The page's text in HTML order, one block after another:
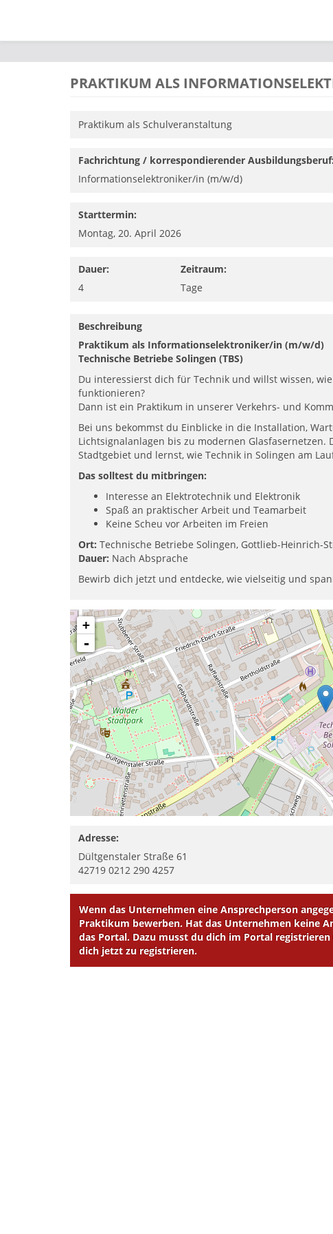
PRAKTIKUM ALS
Praktikum als Schulveranstaltung
Fachrichtung / korrespondierender Ausbildungsberuf:
Informationselektroniker/in (m/w/d)
Starttermin:
Montag, 20. April 2026
Dauer:
4
Zeitraum:
Tage
Beschreibung
Praktikum als Informationselektroniker/in (m/w/d)
Technische Betriebe Solingen (TBS)
Du interessierst dich für Technik und willst wissen,
funktionieren?
Dann ist ein Praktikum in unserer Verkehrs- und
Bei uns bekommst du Einblicke in die Installation,
Lichtsignalanlagen bis zu modernen
Stadtgebiet und lernst, wie Technik in Solingen am
Das solltest du mitbringen:
Interesse an Elektrotechnik und Elektronik
Spaß an praktischer Arbeit und Teamarbeit
Keine Scheu vor Arbeiten im Freien
Ort: Technische Betriebe Solingen, Gottlieb-Heinrich-
Dauer: Nach Absprache
Bewirb dich jetzt und entdecke, wie vielseitig und
+
-
Adresse:
Dültgenstaler Straße 61
42719 0212 290 4257
Wenn das Unternehmen eine Ansprechperson
Praktikum bewerben. Hat das Unternehmen keine
das Portal. Dazu musst du dich im Portal
dich jetzt zu registrieren.